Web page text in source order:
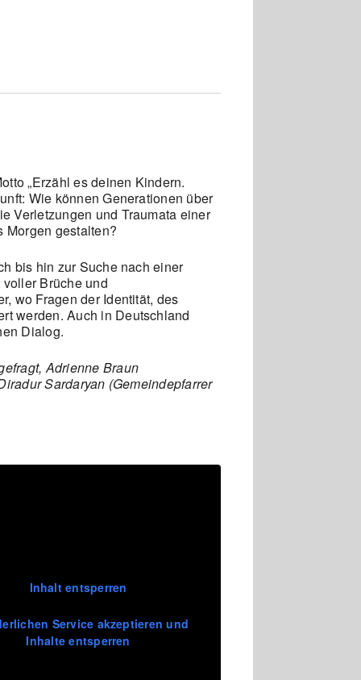
„Erzähl es deinen Kindern.
Wie können Generationen über
Verletzungen und Traumata einer
Morgen gestalten?
bis hin zur Suche nach einer
Brüche und
wo Fragen der Identität, des
werden. Auch in Deutschland
Dialog.
Adrienne Braun
Sardaryan (Gemeindepfarrer
Inhalt entsperren
Service akzeptieren und
Inhalte entsperren